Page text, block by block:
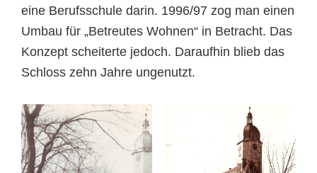
eine Berufsschule darin. 1996/97 zog man einen
Umbau für „Betreutes Wohnen“ in Betracht. Das
Konzept scheiterte jedoch. Daraufhin blieb das
Schloss zehn Jahre ungenutzt.